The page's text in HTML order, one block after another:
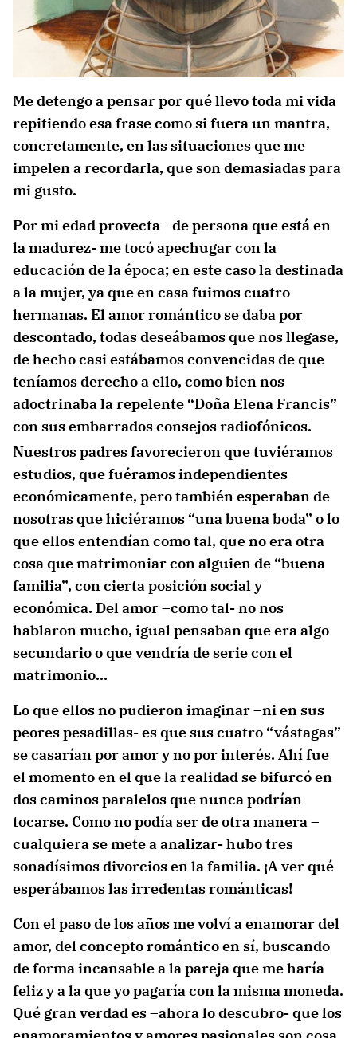
Me detengo a pensar por qué llevo toda mi vida
repitiendo esa frase como si fuera un mantra,
concretamente, en las situaciones que me
impelen a recordarla, que son demasiadas para
mi gusto.
Por mi edad provecta –de persona que está en
la madurez- me tocó apechugar con la
educación de la época; en este caso la destinada
a la mujer, ya que en casa fuimos cuatro
hermanas. El amor romántico se daba por
descontado, todas deseábamos que nos llegase,
de hecho casi estábamos convencidas de que
teníamos derecho a ello, como bien nos
adoctrinaba la repelente “Doña Elena Francis”
con sus embarrados consejos radiofónicos.
Nuestros padres favorecieron que tuviéramos
estudios, que fuéramos independientes
económicamente, pero también esperaban de
nosotras que hiciéramos “una buena boda” o lo
que ellos entendían como tal, que no era otra
cosa que matrimoniar con alguien de “buena
familia”, con cierta posición social y
económica. Del amor –como tal- no nos
hablaron mucho, igual pensaban que era algo
secundario o que vendría de serie con el
matrimonio…
Lo que ellos no pudieron imaginar –ni en sus
peores pesadillas- es que sus cuatro “vástagas”
se casarían por amor y no por interés. Ahí fue
el momento en el que la realidad se bifurcó en
dos caminos paralelos que nunca podrían
tocarse. Como no podía ser de otra manera –
cualquiera se mete a analizar- hubo tres
sonadísimos divorcios en la familia. ¡A ver qué
esperábamos las irredentas románticas!
Con el paso de los años me volví a enamorar del
amor, del concepto romántico en sí, buscando
de forma incansable a la pareja que me haría
feliz y a la que yo pagaría con la misma moneda.
Qué gran verdad es –ahora lo descubro- que los